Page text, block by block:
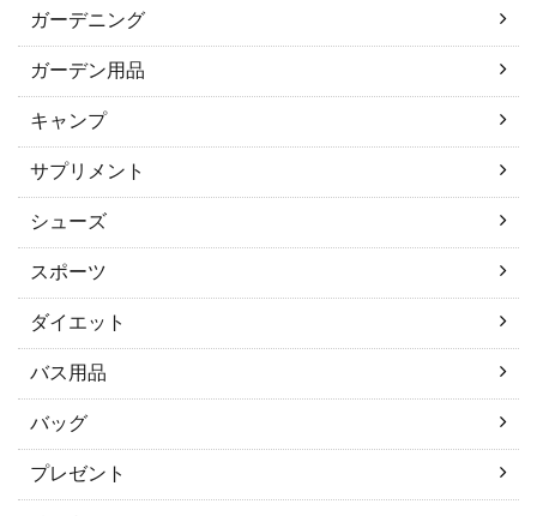
ガーデニング
ガーデン用品
キャンプ
サプリメント
シューズ
スポーツ
ダイエット
バス用品
バッグ
プレゼント